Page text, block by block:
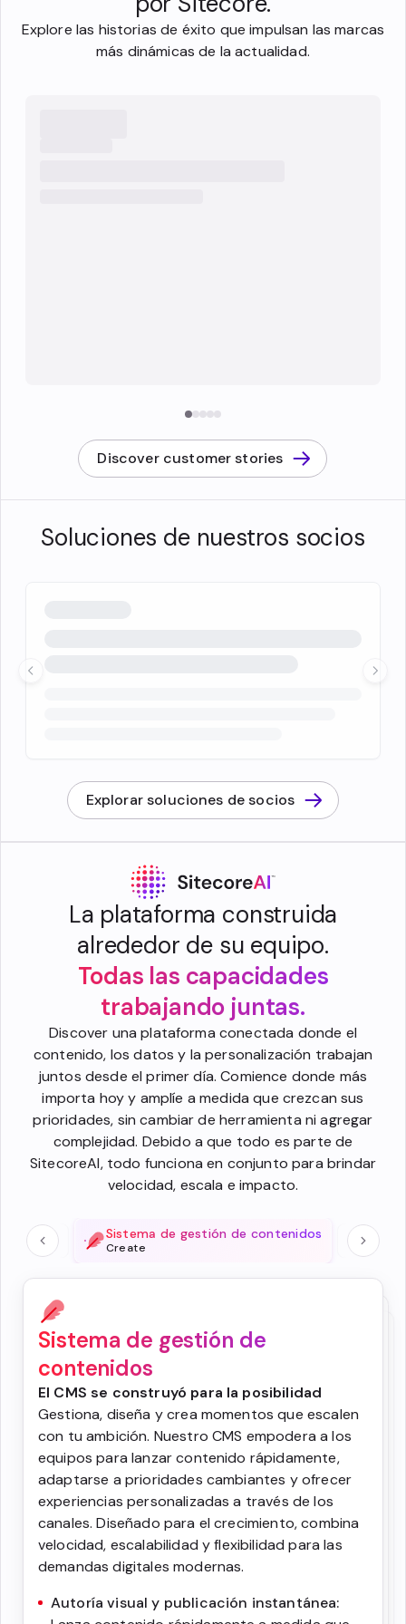
Explore las historias de éxito que impulsan las marcas
más dinámicas de la actualidad.
Discover customer stories
Soluciones de nuestros socios
Explorar soluciones de socios
La plataforma construida
alrededor de su equipo.
Todas las capacidades
trabajando juntas.
Discover una plataforma conectada donde el
contenido, los datos y la personalización trabajan
juntos desde el primer día. Comience donde más
importa hoy y amplíe a medida que crezcan sus
prioridades, sin cambiar de herramienta ni agregar
complejidad. Debido a que todo es parte de
SitecoreAI, todo funciona en conjunto para brindar
velocidad, escala e impacto.
Sistema de gestión de contenidos
Create
Sistema de gestión de
contenidos
El CMS se construyó para la posibilidad
Gestiona, diseña y crea momentos que escalen
con tu ambición. Nuestro CMS empodera a los
equipos para lanzar contenido rápidamente,
adaptarse a prioridades cambiantes y ofrecer
experiencias personalizadas a través de los
canales. Diseñado para el crecimiento, combina
velocidad, escalabilidad y flexibilidad para las
demandas digitales modernas.
Autoría visual y publicación instantánea:
Gestión de Activos Digitales
Convierte los activos digitales en impulso
creativo
Organiza, encuentra y entrega activos
rápidamente con una plataforma que impulse
experiencias acordes a la marca. DAM centraliza
cada imagen, vídeo y archivo en un único centro
seguro y buscable, dando a los equipos globales
acceso instantáneo al contenido aprobado. El
etiquetado inteligente y la automatización
facilitan la reutilización y optimización de
activos, mientras que las herramientas de
gobernanza mantienen tu marca protegida
Operaciones de contenido
Aporta claridad y control a cada flujo de
trabajo
Unifica planificación, producción y rendimiento
en un único centro que mantenga los proyectos
alineados y medibles. Operaciones de
Contenidos agiliza los flujos de trabajo,
automatiza tareas y muestra insights para que
los equipos puedan colaborar con confianza y
entregar contenido que impulse los resultados
Espacio de trabajo conectado:Planifica, crea